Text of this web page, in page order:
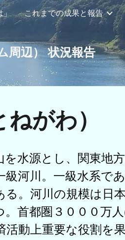
to navigation
これまでの成果と報告
周辺） 状況報告
がわ）
を水源とし、 関東地方
級河川 。 一級水系で
る。河川の規模は日
。首都圏 ３０００万
動上重要な役割を